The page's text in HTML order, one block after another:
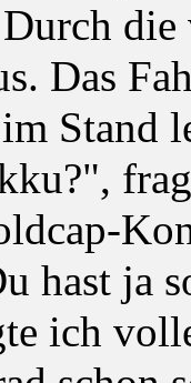
Das
hast ja
ich